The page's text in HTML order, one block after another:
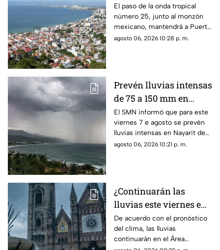
desatará lluvias
intensas y tormentas
en Puerto Vallarta
El paso de la onda tropical
número 25, junto al monzón
mexicano, mantendrá a Puerto
Vallarta bajo un temporal de
agosto 06, 2026 10:28 p. m.
Prevén lluvias intensas
de 75 a 150 mm en
Nayarit este viernes 7
de agosto
El SMN informó que para este
viernes 7 e agosto se prevén
lluvias intensas en Nayarit de
75 a 150 mm
agosto 06, 2026 10:21 p. m.
¿Continuarán las
lluvias este viernes en
Guadalajara? Este es el
pronóstico del clima
hoy 7 de agosto
De acuerdo con el pronóstico
del clima, las lluvias
continuarán en el Área